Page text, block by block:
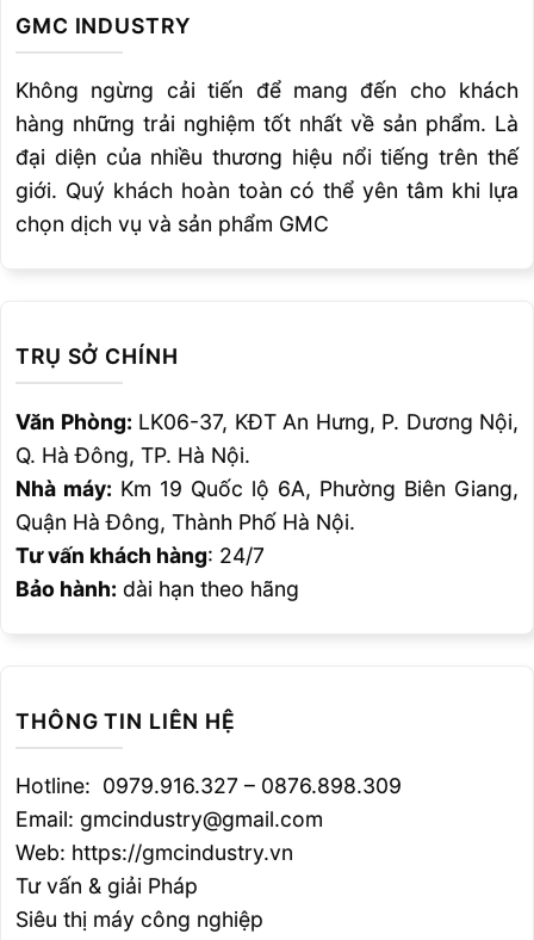
Ta thấy khi tăng điện áp hồ quang khi cường
độ dòng điện không đổi sẽ cho kết quả:
– Bề mặt mối hàn phẳng và rộng hơn.
– Mức tiêu thụ thuốc hàn tăng
– Hàn đưuợc liên kết hàn có khe hở chân mối
– Tăng khả năng luyện kim của mối hàn do thời
gian đồng đều hoá lâu và giúp cho các nguyên
tố hợp kim từ thuốc hàn đi vào kim loại mối
hàn với tỷ lệ cao hơn.
GMC INDUSTRY
Không ngừng cải tiến để mang đến cho khách
hàng những trải nghiệm tốt nhất về sản phẩm. Là
đại diện của nhiều thương hiệu nổi tiếng trên thế
giới. Quý khách hoàn toàn có thể yên tâm khi lựa
chọn dịch vụ và sản phẩm GMC
TRỤ SỞ CHÍNH
Văn Phòng: LK06-37, KĐT An Hưng, P. Dương Nội,
Q. Hà Đông, TP. Hà Nội.
Nhà máy: Km 19 Quốc lộ 6A, Phường Biên Giang,
Quận Hà Đông, Thành Phố Hà Nội.
Tư vấn khách hàng: 24/7
Bảo hành: dài hạn theo hãng
THÔNG TIN LIÊN HỆ
Hotline: 0979.916.327 – 0876.898.309
Email: gmcindustry@gmail.com
Web: https://gmcindustry.vn
Tư vấn & giải Pháp
Siêu thị máy công nghiệp